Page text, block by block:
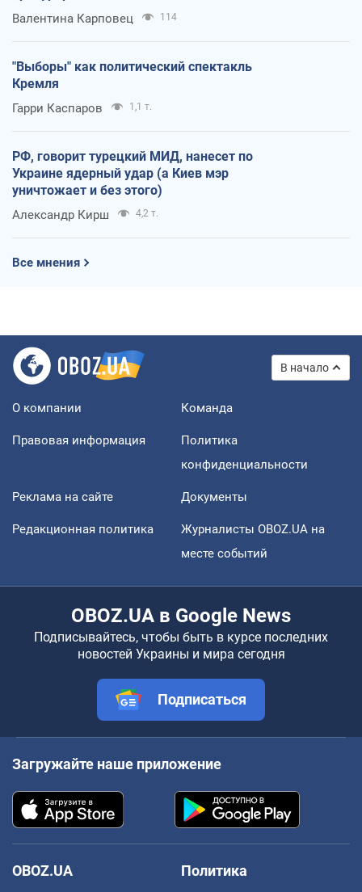
Валентина Карповец 114
"Выборы" как политический спектакль
Кремля
Гарри Каспаров 1,1 т.
РФ, говорит турецкий МИД, нанесет по
Украине ядерный удар (а Киев мэр
уничтожает и без этого)
Александр Кирш 4,2 т.
Все мнения
В начало
О компании Команда
Правовая информация
Политика
конфиденциальности
Реклама на сайте Документы
Редакционная политика
Журналисты OBOZ.UA на
месте событий
OBOZ.UA в Google News
Подписывайтесь, чтобы быть в курсе последних
новостей Украины и мира сегодня
Подписаться
Загружайте наше приложение
OBOZ.UA
Политика